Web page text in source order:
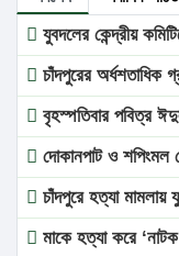
যুবদলের কেন্দ্রীয়
চাঁদপুরের অর্ধশতাধিক
বৃহস্পতিবার পবিত্র
দোকানপাট ও শপিংমল
চাঁদপুরে হত্যা
মাকে হত্যা করে